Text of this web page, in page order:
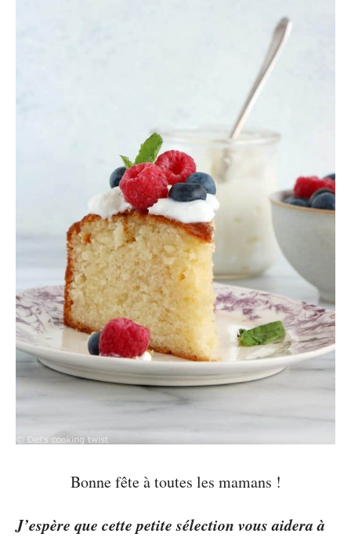
Bonne fête à toutes les mamans !
J’espère que cette petite sélection vous aidera à